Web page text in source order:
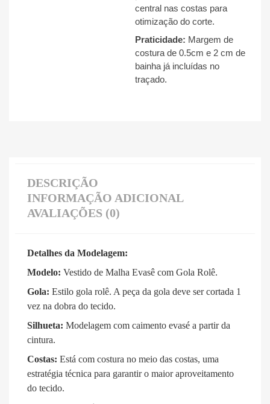
central nas costas para
otimização do corte.
Praticidade: Margem de
costura de 0.5cm e 2 cm de
bainha já incluídas no
traçado.
DESCRIÇÃO
INFORMAÇÃO ADICIONAL
AVALIAÇÕES (0)
Detalhes da Modelagem:
Modelo: Vestido de Malha Evasê com Gola Rolê.
Gola: Estilo gola rolê. A peça da gola deve ser cortada 1
vez na dobra do tecido.
Silhueta: Modelagem com caimento evasé a partir da
cintura.
Costas: Está com costura no meio das costas, uma
estratégia técnica para garantir o maior aproveitamento
do tecido.